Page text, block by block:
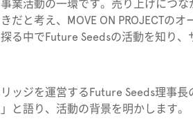
業活動の一環です。売り上げにつ
だと考え、MOVE ON PROJECTの
る中でFuture Seedsの活動を知り
ッジを運営するFuture Seeds理事
と語り、活動の背景を明かします。